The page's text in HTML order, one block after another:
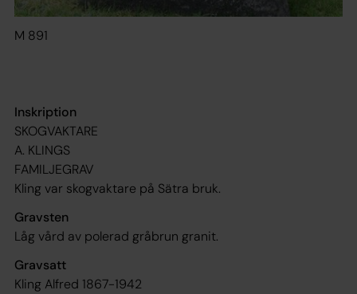
M 891
Inskription
SKOGVAKTARE
A. KLINGS
FAMILJEGRAV
Kling var skogvaktare på Sätra bruk.
Gravsten
Låg vård av polerad gråbrun granit.
Gravsatt
Kling Alfred 1867-1942